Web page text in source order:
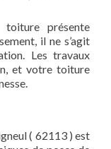
présente
il ne s’agit
Les travaux
et votre toiture
( 62113 ) est